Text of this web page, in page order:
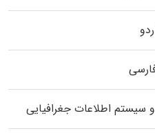
اطلاعات جغرافیایی